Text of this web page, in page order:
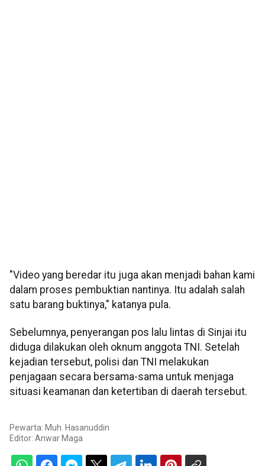
"Video yang beredar itu juga akan menjadi bahan kami
dalam proses pembuktian nantinya. Itu adalah salah
satu barang buktinya," katanya pula.
Sebelumnya, penyerangan pos lalu lintas di Sinjai itu
diduga dilakukan oleh oknum anggota TNI. Setelah
kejadian tersebut, polisi dan TNI melakukan
penjagaan secara bersama-sama untuk menjaga
situasi keamanan dan ketertiban di daerah tersebut.
Pewarta: Muh. Hasanuddin
Editor: Anwar Maga